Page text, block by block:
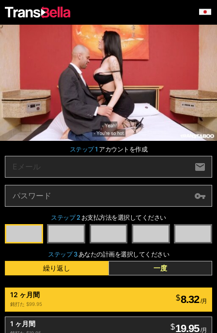
ステップ 1 アカウントを作成
ステップ 2 お支払方法を選択してください
ステップ 3あなたの計画を選択してください
繰り返し 一度
12 ヶ月間
銘打た $99.95
$8.32 /月
1 ヶ月間 $19.95 /月